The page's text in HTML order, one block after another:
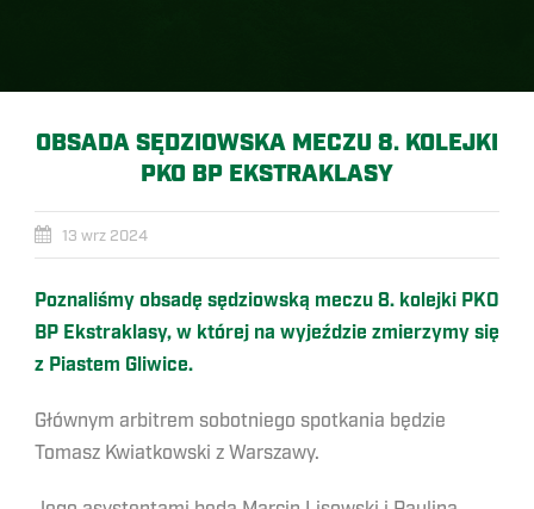
OBSADA SĘDZIOWSKA MECZU 8. KOLEJKI
PKO BP EKSTRAKLASY
13 wrz 2024
Poznaliśmy obsadę sędziowską meczu 8. kolejki PKO
BP Ekstraklasy, w której na wyjeździe zmierzymy się
z Piastem Gliwice.
Głównym arbitrem sobotniego spotkania będzie
Tomasz Kwiatkowski z Warszawy.